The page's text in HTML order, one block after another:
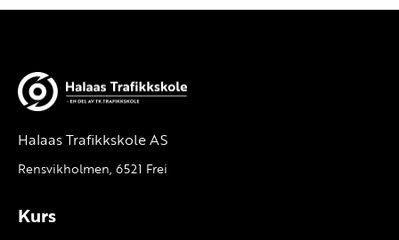
Halaas Trafikkskole AS
Rensvikholmen, 6521 Frei
Kurs